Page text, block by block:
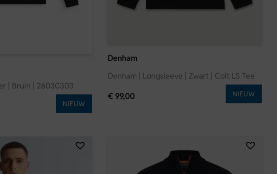
NIEUW
| Bruin | 26030303
Denham
NIEUW
Denham | Longsleeve | Zwart | Colt LS Tee
€ 99,00